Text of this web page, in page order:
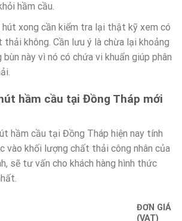
hầm cầu.
hút xong cần kiểm tra lại thật kỹ xem có
không. Cần lưu ý là chừa lại khoảng
này vì nó có chứa vi khuẩn giúp phân
hầm cầu tại Đồng Tháp mới
hầm cầu tại Đồng Tháp hiện nay tính
vào khối lượng chất thải công nhân của
sẽ tư vấn cho khách hàng hình thức
ĐƠN GIÁ
(VAT)